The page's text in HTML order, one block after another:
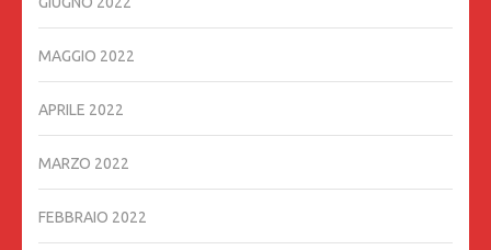
MAGGIO 2022
APRILE 2022
MARZO 2022
FEBBRAIO 2022